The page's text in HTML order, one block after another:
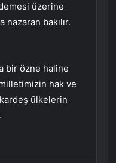
üzerine
bakılır.
bir özne haline
hak ve
ülkelerin